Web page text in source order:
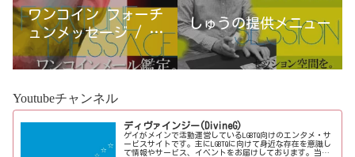
ワンコイン フォーチ
ュンメッセージ / 古
宮優雨
しゅうの提供メニュー
Youtubeチャンネル
ディヴァインジー(DivineG)
ゲイがメインで活動運営しているLGBTQ向けのエンタメ・サ
ービスサイトです。主にLGBTQに向けて身近な存在を意識し
て情報やサービス、イベントをお届けしております。当事